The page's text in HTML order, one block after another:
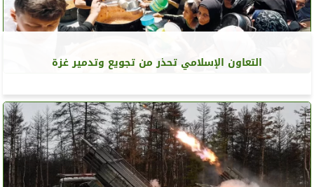
التعاون الإسلامي تحذر من تجويع وتدمير غزة